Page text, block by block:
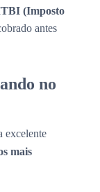
(Imposto
antes
no
excelente
mais